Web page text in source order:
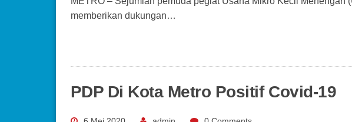
memberikan dukungan…
PDP Di Kota Metro Positif Covid-19